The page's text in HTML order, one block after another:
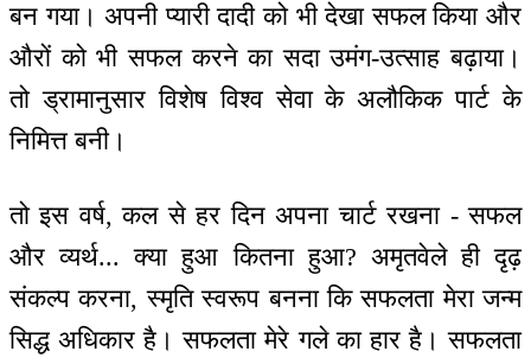
बन गया। अपनी प्यारी दादी को भी देखा सफल किया और
औरों को भी सफल करने का सदा उमंग-उत्साह बढ़ाया।
तो ड्रामानुसार विशेष विश्व सेवा के अलौकिक पार्ट के
निमित्त बनी।
तो इस वर्ष, कल से हर दिन अपना चार्ट रखना - सफल
और व्यर्थ... क्या हुआ कितना हुआ? अमृतवेले ही दृढ़
संकल्प करना, स्मृति स्वरूप बनना कि सफलता मेरा जन्म
सिद्ध अधिकार है। सफलता मेरे गले का हार है। सफलता